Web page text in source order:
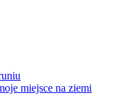
miejsce na ziemi